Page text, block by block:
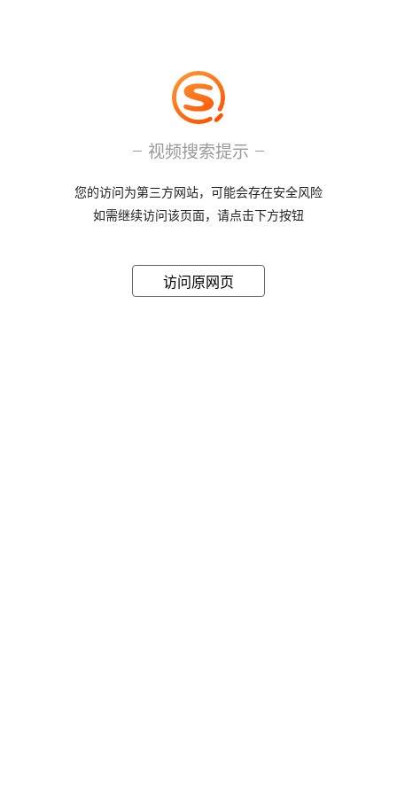
视频搜索提示
您的访问为第三方网站，可能会存在安全风险
如需继续访问该页面，请点击下方按钮
访问原网页